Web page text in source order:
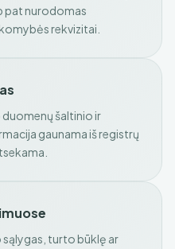
pat nurodomas
rekvizitai.
šaltinio ir
gaunama iš registrų
turto būklę ar